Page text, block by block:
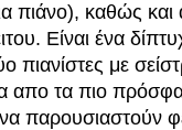
πιάνο), καθώς και
Είναι ένα
πιανίστες με
απο τα πιο
παρουσιαστούν